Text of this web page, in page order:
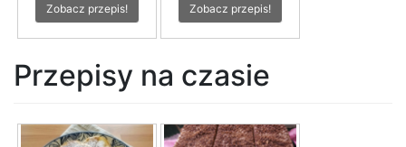
Zobacz przepis! Zobacz przepis!
Przepisy na czasie